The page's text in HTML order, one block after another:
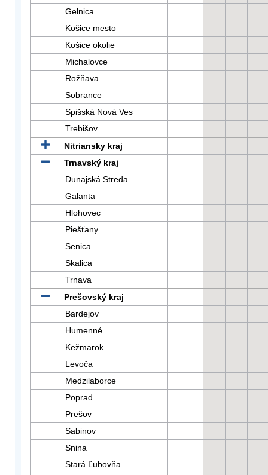
Gelnica
Košice mesto
Košice okolie
Michalovce
Rožňava
Sobrance
Spišská Nová Ves
Trebišov
Nitriansky kraj
Trnavský kraj
Dunajská Streda
Galanta
Hlohovec
Piešťany
Senica
Skalica
Trnava
Prešovský kraj
Bardejov
Humenné
Kežmarok
Levoča
Medzilaborce
Poprad
Prešov
Sabinov
Snina
Stará Ľubovňa